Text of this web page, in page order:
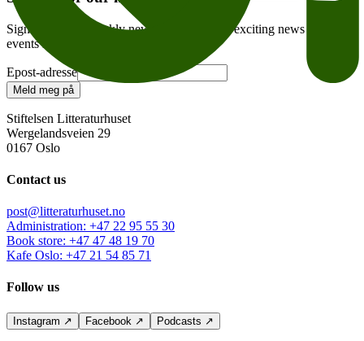
Sign up for our weekly newsletter – and get exciting news and
events in your inbox every week!
Epost-adresse
Meld meg på
Stiftelsen Litteraturhuset
Wergelandsveien 29
0167 Oslo
Contact us
post@litteraturhuset.no
Administration: +47 22 95 55 30
Book store: +47 47 48 19 70
Kafe Oslo: +47 21 54 85 71
Follow us
Instagram ↗ Facebook ↗ Podcasts ↗